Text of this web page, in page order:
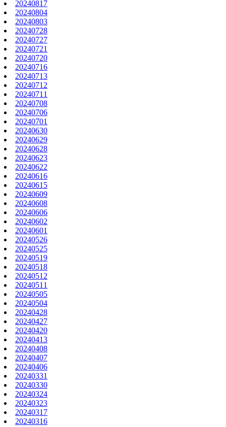
20240817
20240804
20240803
20240728
20240727
20240721
20240720
20240716
20240713
20240712
20240711
20240708
20240706
20240701
20240630
20240629
20240628
20240623
20240622
20240616
20240615
20240609
20240608
20240606
20240602
20240601
20240526
20240525
20240519
20240518
20240512
20240511
20240505
20240504
20240428
20240427
20240420
20240413
20240408
20240407
20240406
20240331
20240330
20240324
20240323
20240317
20240316